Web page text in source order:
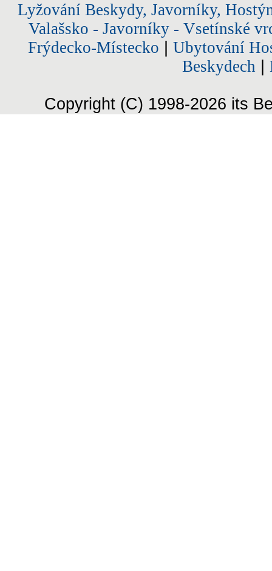
Lyžování Beskydy, Javorníky,
Valašsko - Javorníky - Vsetínské
Frýdecko-Místecko
Ubytování
Beskydech
Copyright (C) 1998-2026 its